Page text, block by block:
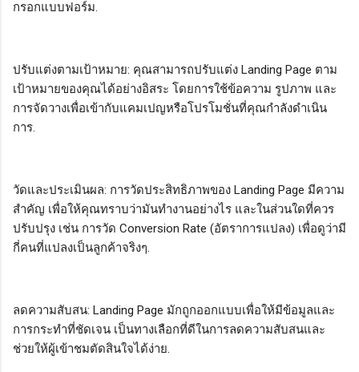
กรอกแบบฟอร์ม.
ปรับแต่งตามเป้าหมาย: คุณสามารถปรับแต่ง Landing Page ตาม
เป้าหมายของคุณได้อย่างอิสระ โดยการใช้ข้อความ รูปภาพ และ
การจัดวางเพื่อเข้ากับแคมเปญหรือโปรโมชั่นที่คุณกำลังดำเนิน
การ.
วัดและประเมินผล: การวัดประสิทธิภาพของ Landing Page มีความ
สำคัญ เพื่อให้คุณทราบว่ามันทำงานอย่างไร และในส่วนใดที่ควร
ปรับปรุง เช่น การวัด Conversion Rate (อัตราการแปลง) เพื่อดูว่ามี
กี่คนที่แปลงเป็นลูกค้าจริงๆ.
ลดความสับสน: Landing Page มักถูกออกแบบเพื่อให้มีข้อมูลและ
การกระทำที่ชัดเจน เป็นทางเลือกที่ดีในการลดความสับสนและ
ช่วยให้ผู้เข้าชมตัดสินใจได้ง่าย.